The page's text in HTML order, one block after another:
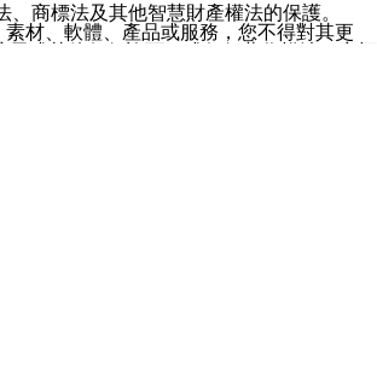
商標法及其他智慧財產權法的保護。
材、軟體、產品或服務，您不得對其更